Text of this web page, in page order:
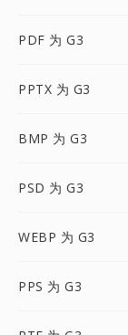
PDF 为 G3
PPTX 为 G3
BMP 为 G3
PSD 为 G3
WEBP 为 G3
PPS 为 G3